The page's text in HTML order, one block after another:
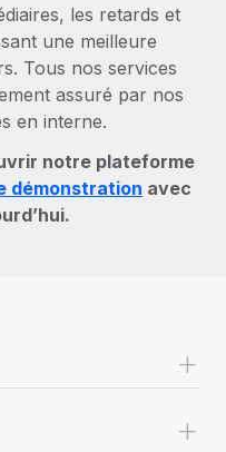
les retards et
une meilleure
Tous nos services
assuré par nos
en interne.
notre plateforme
démonstration avec
+
+